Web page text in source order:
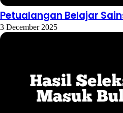
Petualangan Belajar
3 December 2025